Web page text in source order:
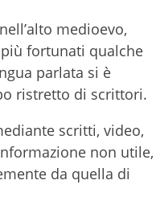
medioevo,
fortunati qualche
parlata si è
ristretto di scrittori.
scritti, video,
non utile,
da quella di